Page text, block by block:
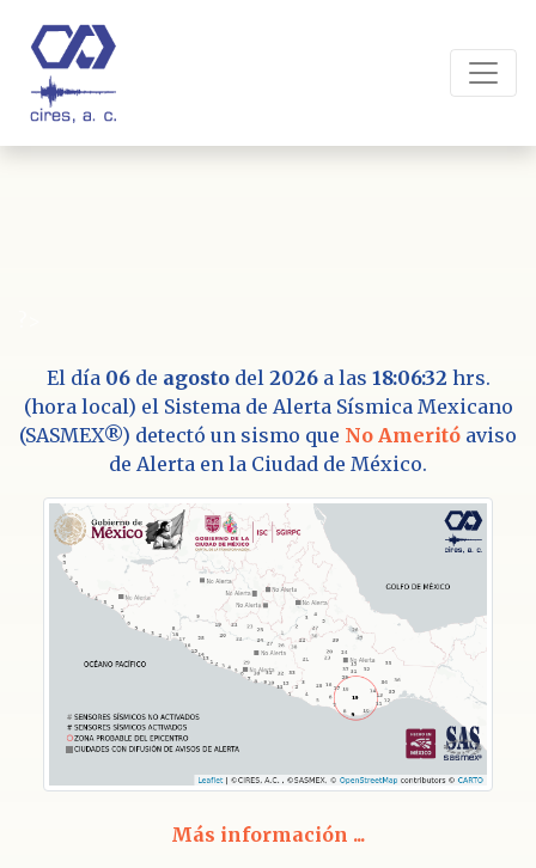
El día 06de agostodel 2026 a las 18:06:32 hrs.
(hora local) el Sistema de Alerta Sísmica Mexicano
(SASMEX®) detectó un sismo que No Ameritó aviso
de Alerta en la Ciudad de México.
Más información ...